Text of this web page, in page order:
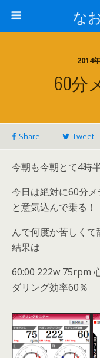
な
2014
60分
Share Tweet
今朝も今朝とて4時
今日は絶対に60分メ
と意気込んで乗る！
んで何度か苦しく
結果は
60:00 222w 75rpm
ダリング効率60％